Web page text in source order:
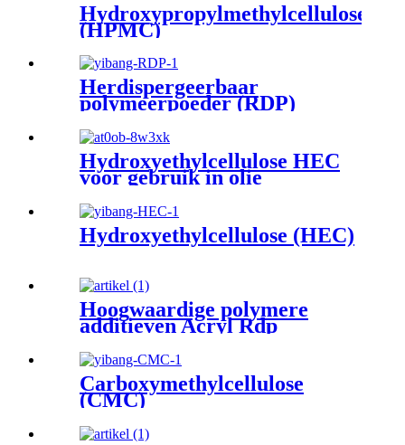
Hydroxypropylmethylcellulose
(HPMC)
Herdispergeerbaar
polymeerpoeder (RDP)
Hydroxyethylcellulose HEC
voor gebruik in olie
Hydroxyethylcellulose (HEC)
Hoogwaardige polymere
additieven Acryl Rdp
polymeerpoeder Rdp-poeder
voor gipsspray in Hebei
Yibang
Carboxymethylcellulose
(CMC)